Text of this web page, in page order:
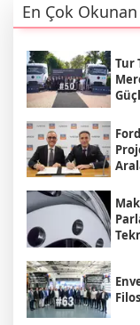
En Çok
Tur